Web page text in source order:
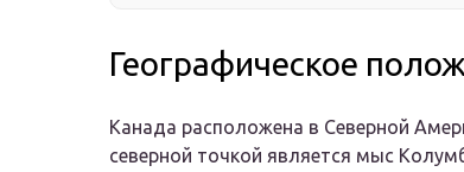
Географическое
Канада расположена в Северной
северной точкой является мыс